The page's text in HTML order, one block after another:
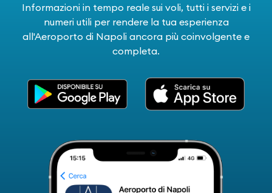
Informazioni in tempo reale sui voli, tutti i servizi e i
numeri utili per rendere la tua esperienza
all'Aeroporto di Napoli ancora più coinvolgente e
completa.